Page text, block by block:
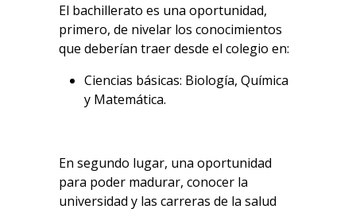
El bachillerato es una oportunidad,
primero, de nivelar los conocimientos
que deberían traer desde el colegio en:
Ciencias básicas: Biología, Química
y Matemática.
En segundo lugar, una oportunidad
para poder madurar, conocer la
universidad y las carreras de la salud